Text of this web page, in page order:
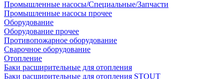
Промышленные насосы/Специальные/Запчасти
Промышленные насосы прочее
Оборудование
Оборудование прочее
Противопожарное оборудование
Сварочное оборудование
Отопление
Баки расширительные для отопления
Баки расширительные для отопления STOUT